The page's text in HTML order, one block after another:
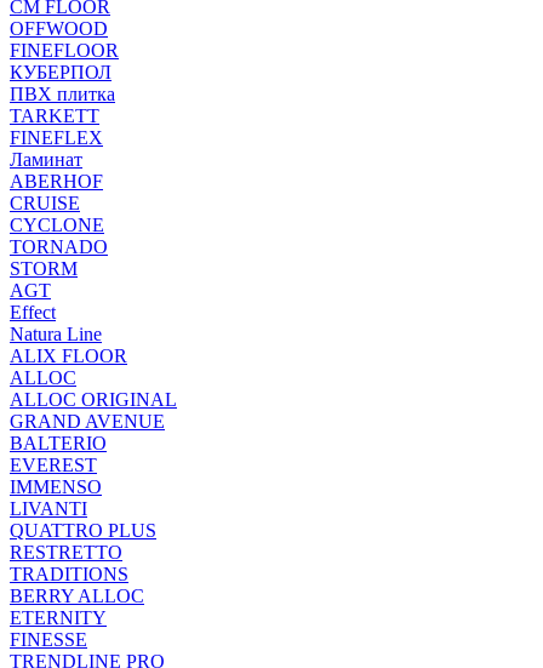
CM FLOOR
OFFWOOD
FINEFLOOR
КУБЕРПОЛ
ПВХ плитка
TARKETT
FINEFLEX
Ламинат
ABERHOF
CRUISE
CYCLONE
TORNADO
STORM
AGT
Effect
Natura Line
ALIX FLOOR
ALLOC
ALLOC ORIGINAL
GRAND AVENUE
BALTERIO
EVEREST
IMMENSO
LIVANTI
QUATTRO PLUS
RESTRETTO
TRADITIONS
BERRY ALLOC
ETERNITY
FINESSE
TRENDLINE PRO